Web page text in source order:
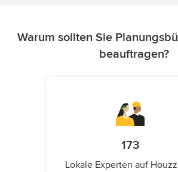
Warum sollten Sie
beauftragen?
173
Lokale Experten auf